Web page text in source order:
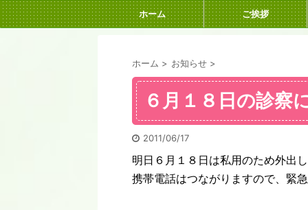
ホーム ご挨拶
ホーム > お知らせ >
６月１８日の診察
2011/06/17
明日６月１８日は私用のため外出
携帯電話はつながりますので、緊